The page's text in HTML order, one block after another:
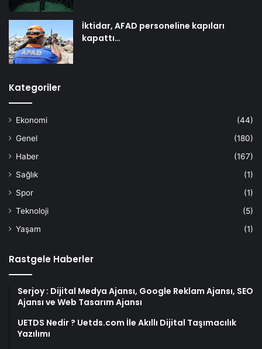
İktidar, AFAD personeline kapıları
kapattı…
Kategoriler
Ekonomi
(44)
Genel
(180)
Haber
(167)
Sağlık
(1)
Spor
(1)
Teknoloji
(5)
Yaşam
(1)
Rastgele Haberler
Serjoy : Dijital Medya Ajansı, Google Reklam Ajansı, SEO
Ajansı ve Web Tasarım Ajansı
UETDS Nedir ? Uetds.com İle Akıllı Dijital Taşımacılık
Yazılımı